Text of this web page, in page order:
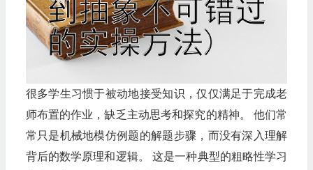
很多学生习惯于被动地接受知识，仅仅满足于完成老
师布置的作业，缺乏主动思考和探究的精神。 他们常
常只是机械地模仿例题的解题步骤，而没有深入理解
背后的数学原理和逻辑。 这是一种典型的粗略性学习